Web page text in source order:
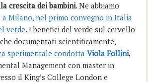
crescita dei bambini. Ne abbiamo
a Milano, nel primo convegno in Italia
verde. I benefici del verde sul cervello
documentati scientificamente,
sperimentale condottaViola Follini,
Management con master in
il King’s College London e